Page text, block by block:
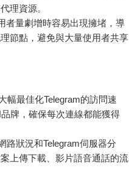
理資源。
者量劇增時容易出現擁堵，導
節點，避免與大量使用者共享
幅最佳化Telegram的訪問速
牌，確保每次連線都能獲得
路狀況和Telegram伺服器分
上傳下載、影片語音通話的流